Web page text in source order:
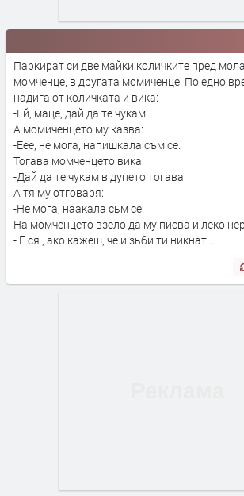
Паркират си две майки количките пред
момченце, в другата момиченце. По едно
надига от количката и вика:
-Ей, маце, дай да те чукам!
А момиченцето му казва:
-Еее, не мога, напишкала съм се.
Тогава момченцето вика:
-Дай да те чукам в дупето тогава!
А тя му отговаря:
-Не мога, наакала сьм се.
На момченцето взело да му писва и леко
- Е ся , ако кажеш, че и зьби ти никнат...!